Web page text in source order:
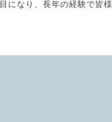
目になり、長年の経験で皆